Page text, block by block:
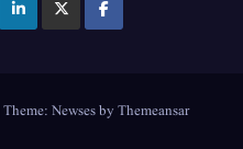
|Theme:NewsesbyThemeansar